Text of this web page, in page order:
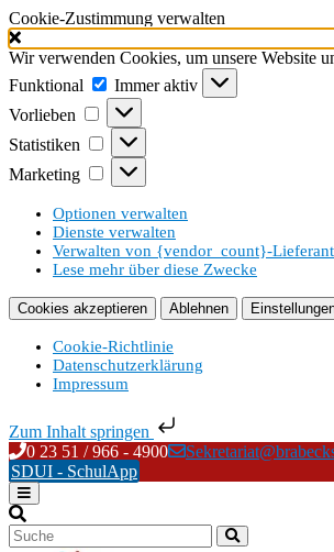
Cookie-Zustimmung verwalten
Wir verwenden Cookies, um unsere Website
Funktional
Funktional
Immer aktiv
Vorlieben
Vorlieben
Statistiken Statistiken
Marketing Marketing
Optionen verwalten
Dienste verwalten
Verwalten von {vendor_count}-
Lese mehr über diese Zwecke
Cookies akzeptieren Ablehnen
Cookie-Richtlinie
Datenschutzerklärung
Impressum
Zum Inhalt springen
Skip
to
content
0 23 51 / 966 - 4900
SDUI - SchulApp